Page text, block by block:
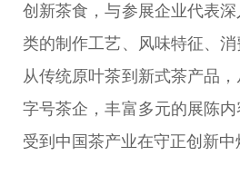
创新茶食，与参展企业代表
类的制作工艺、风味特征、消
从传统原叶茶到新式茶产品
字号茶企，丰富多元的展陈
受到中国茶产业在守正创新中